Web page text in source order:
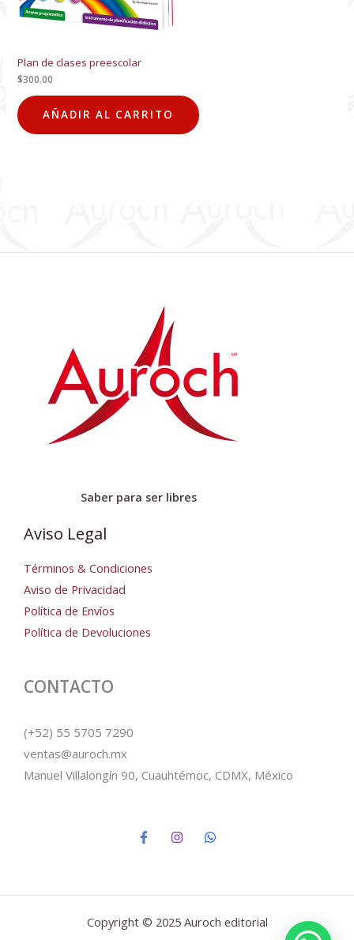
Plan de clases preescolar
$300.00
AÑADIR AL CARRITO
Saber para ser libres
Aviso Legal
Términos & Condiciones
Aviso de Privacidad
Política de Envíos
Política de Devoluciones
CONTACTO
(+52) 55 5705 7290
ventas@auroch.mx
Manuel Villalongín 90, Cuauhtémoc, CDMX, México
Copyright © 2025 Auroch editorial